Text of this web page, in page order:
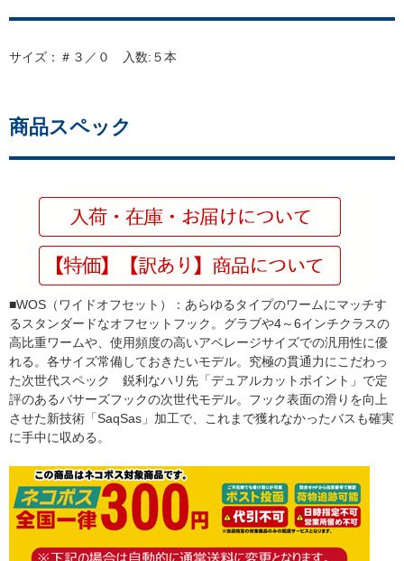
サイズ：＃３／０ 入数:５本
商品スペック
■WOS（ワイドオフセット）：あらゆるタイプのワームにマッチす
るスタンダードなオフセットフック。グラブや4～6インチクラスの
高比重ワームや、使用頻度の高いアベレージサイズでの汎用性に優
れる。各サイズ常備しておきたいモデル。究極の貫通力にこだわっ
た次世代スペック 鋭利なハリ先「デュアルカットポイント」で定
評のあるバサーズフックの次世代モデル。フック表面の滑りを向上
させた新技術「SaqSas」加工で、これまで獲れなかったバスも確実
に手中に収める。